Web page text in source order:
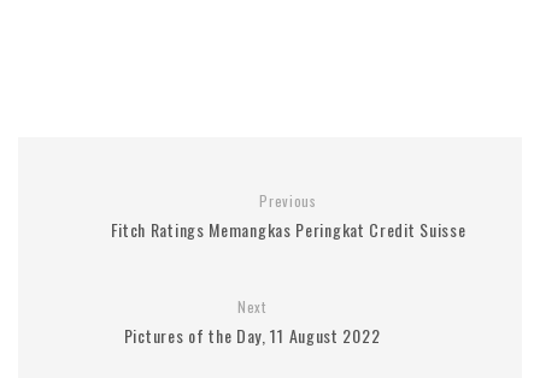
Previous
Fitch Ratings Memangkas Peringkat Credit Suisse
Next
Pictures of the Day, 11 August 2022